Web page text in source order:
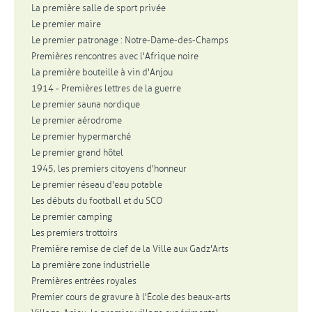
La première salle de sport privée
Le premier maire
Le premier patronage : Notre-Dame-des-Champs
Premières rencontres avec l'Afrique noire
La première bouteille à vin d'Anjou
1914 - Premières lettres de la guerre
Le premier sauna nordique
Le premier aérodrome
Le premier hypermarché
Le premier grand hôtel
1945, les premiers citoyens d'honneur
Le premier réseau d'eau potable
Les débuts du football et du SCO
Le premier camping
Les premiers trottoirs
Première remise de clef de la Ville aux Gadz'Arts
La première zone industrielle
Premières entrées royales
Premier cours de gravure à l'École des beaux-arts